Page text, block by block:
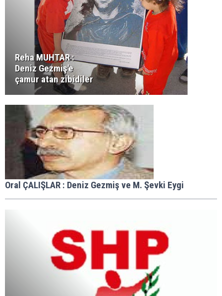
Reha MUHTAR :
Deniz Gezmiş'e
çamur atan zibidiler
Oral ÇALIŞLAR : Deniz Gezmiş ve M. Şevki Eygi